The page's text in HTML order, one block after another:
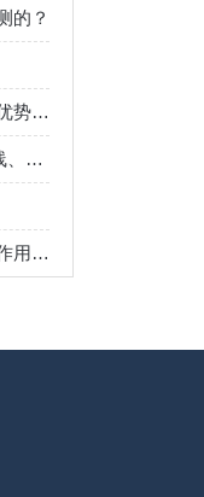
的？
变压器变形绕组测试仪的六大优势分析
CT参数分析仪实现了“一次接线、多项检测、自动生成结果”的流程
变压器变形绕组测试仪的主要作用与价值